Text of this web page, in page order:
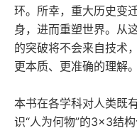
环。所幸，重大历史变
身，进而重塑世界。从
的突破将不会来自技术
更本质、更准确的理解。
本书在各学科对人类既
识“人为何物”的3×3结